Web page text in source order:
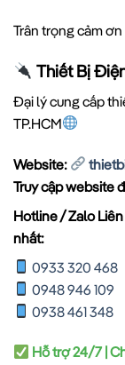
Trân trọng cảm ơn
Thiết Bị
Đại lý cung cấp
TP.HCM
Website:
Truy cập website
Hotline / Zalo
nhất:
0933 320 468
0948 946 109
0938 461 348
Hỗ trợ 24/7 |